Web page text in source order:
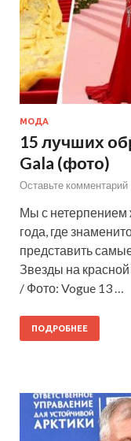
МОДА
15 лучших
Gala (фото)
Оставьте комментарий
Мы с нетерпением
года, где
представить
Звезды на
/ Фото: Vogue 13 …
ПОДРОБНЕЕ